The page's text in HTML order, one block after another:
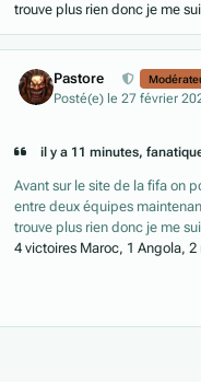
trouve plus rien donc je me
Pastore
Posté(e) le 27 février
il y a 11 minutes,
Avant sur le site de la fifa on
entre deux équipes
trouve plus rien donc je me
4 victoires Maroc, 1 Angola, 2